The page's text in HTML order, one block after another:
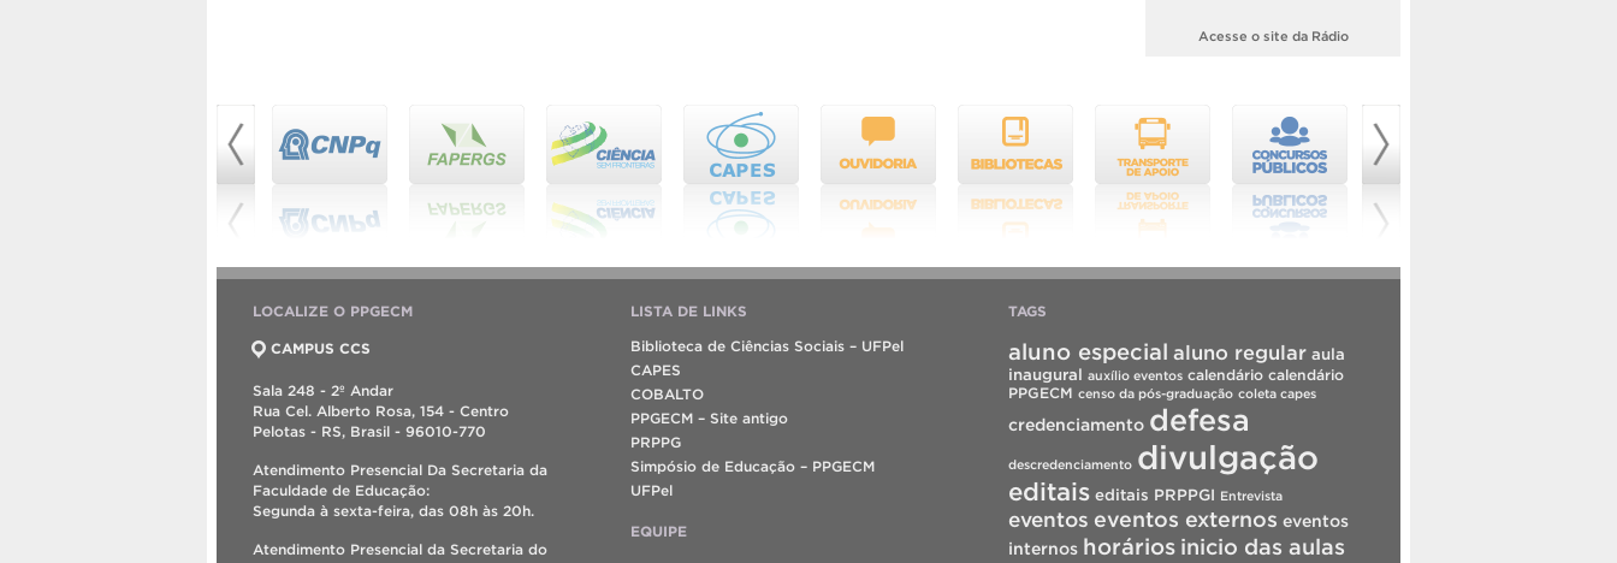
Acesse o site da Rádio
LOCALIZE O PPGECM
CAMPUS CCS
Sala 248 - 2º Andar
Rua Cel. Alberto Rosa, 154 - Centro
Pelotas - RS, Brasil - 96010-770
Atendimento Presencial Da Secretaria da
Faculdade de Educação:
Segunda à sexta-feira, das 08h às 20h.
Atendimento Presencial da Secretaria do
LISTA DE LINKS
Biblioteca de Ciências Sociais – UFPel
CAPES
COBALTO
PPGECM – Site antigo
PRPPG
Simpósio de Educação – PPGECM
UFPel
EQUIPE
TAGS
aluno especial aluno regular aula
inaugural auxílio eventos calendário calendário
PPGECM censo da pós-graduação coleta capes
credenciamento defesa
descredenciamento divulgação
editais editais PRPPGI Entrevista
eventos eventos externos eventos
internos horários inicio das aulas